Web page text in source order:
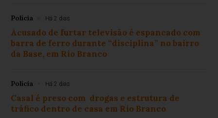
Polícia Há 2 dias
Acusado de furtar televisão é espancado com
barra de ferro durante “disciplina” no bairro
da Base, em Rio Branco
Polícia Há 2 dias
Casal é preso com drogas e estrutura de
tráfico dentro de casa em Rio Branco